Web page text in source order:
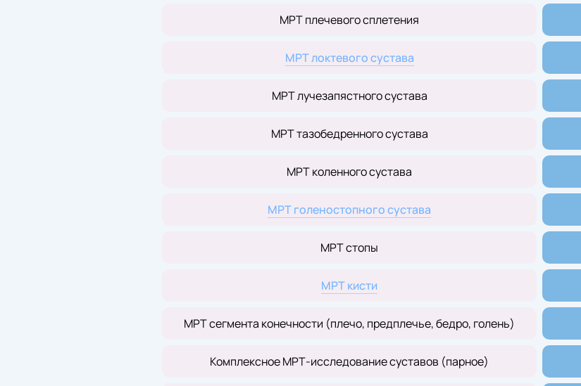
МРТ плечевого сплетения
МРТ локтевого сустава
МРТ лучезапястного сустава
МРТ тазобедренного сустава
МРТ коленного сустава
МРТ голеностопного сустава
МРТ стопы
МРТ кисти
МРТ сегмента конечности (плечо, предплечье, бедро, голень)
Комплексное МРТ-исследование суставов (парное)